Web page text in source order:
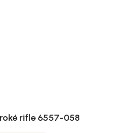
rifle 6557-058